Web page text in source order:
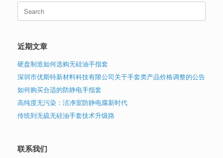
Search
for:
近期文章
硬盘制造如何选购无硅油手指套
深圳市优斯特新材料科技有限公司关于手套类产品价格调整的公告
如何购买合适的防静电手指套
高纯度无污染：洁净室防静电腐新时代
传统到无硫无硅油手套技术升级路
联系我们